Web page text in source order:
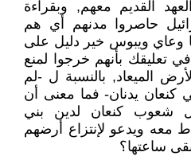
القديم معهم, وبقراءة
حاصروا مدنهم أي هم
وعاي ويبوس خير دليل على
تعليقك بأنهم خرجوا لمنع
الميعاد, بالنسبة ل -لم
كنعان يدنان- فما معنى أن
شعوب كنعان لدين بني
معه ويدعو لإنتزاع أرضهم
ساعتها؟